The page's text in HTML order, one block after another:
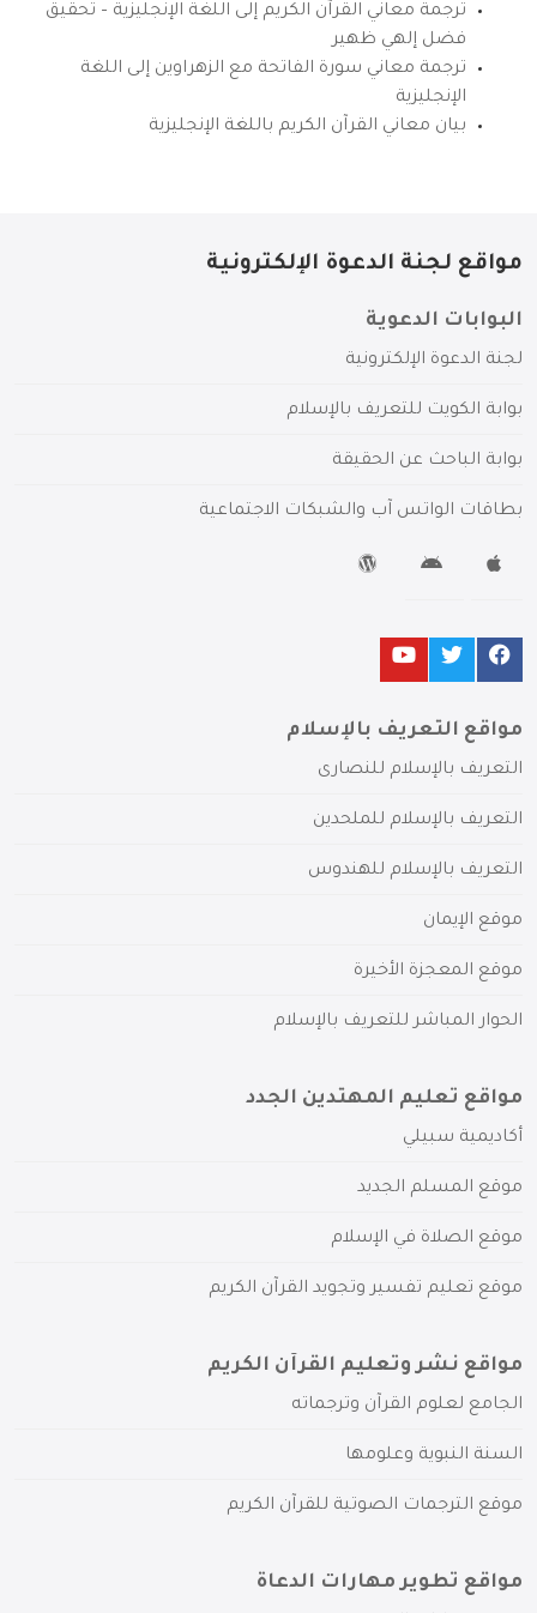
ترجمة معاني القرآن الكريم إلى اللغة الإنجليزية – تحقيق
فضل إلهي ظهير
ترجمة معاني سورة الفاتحة مع الزهراوين إلى اللغة
الإنجليزية
بيان معاني القرآن الكريم باللغة الإنجليزية
مواقع لجنة الدعوة الإلكترونية
البوابات الدعوية
لجنة الدعوة الإلكترونية
بوابة الكويت للتعريف بالإسلام
بوابة الباحث عن الحقيقة
بطاقات الواتس آب والشبكات الاجتماعية
مواقع التعريف بالإسلام
التعريف بالإسلام للنصارى
التعريف بالإسلام للملحدين
التعريف بالإسلام للهندوس
موقع الإيمان
موقع المعجزة الأخيرة
الحوار المباشر للتعريف بالإسلام
مواقع تعليم المهتدين الجدد
أكاديمية سبيلي
موقع المسلم الجديد
موقع الصلاة في الإسلام
موقع تعليم تفسير وتجويد القرآن الكريم
مواقع نشر وتعليم القرآن الكريم
الجامع لعلوم القرآن وترجماته
السنة النبوية وعلومها
موقع الترجمات الصوتية للقرآن الكريم
مواقع تطوير مهارات الدعاة